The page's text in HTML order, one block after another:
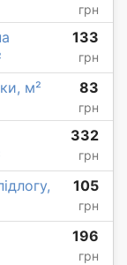
грн
133
грн
м² 83
грн
332
грн
105
грн
196
грн